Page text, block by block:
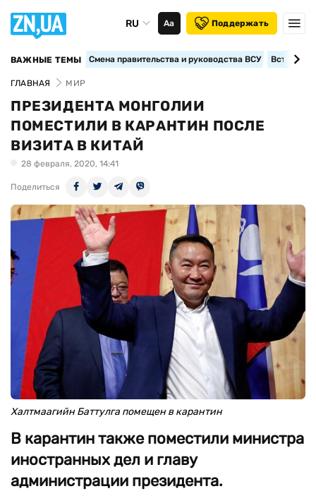
RU Аа Поддержать
ВАЖНЫЕ ТЕМЫ Смена правительства и руководства ВСУ
ГЛАВНАЯ МИР
ПРЕЗИДЕНТА МОНГОЛИИ
ПОМЕСТИЛИ В КАРАНТИН ПОСЛЕ
ВИЗИТА В КИТАЙ
28 февраля, 2020, 14:41
Поделиться
Халтмаагийн Баттулга помещен в карантин
В карантин также поместили министра
иностранных дел и главу
администрации президента.